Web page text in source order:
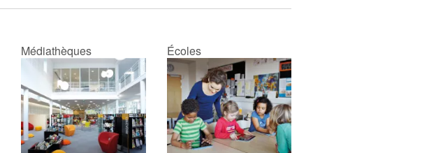
Médiathèques Écoles